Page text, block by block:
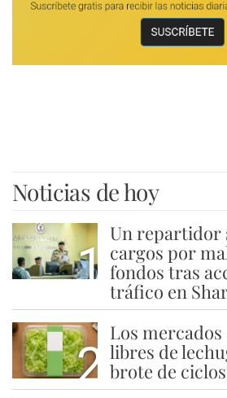
Noticias de hoy
1
Un repartidor
cargos por
fondos tras
tráfico en
2
Los
libres de
brote de